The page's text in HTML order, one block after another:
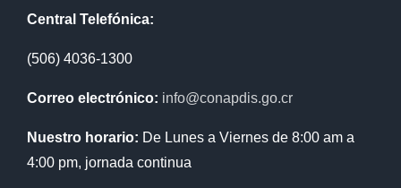
Central Telefónica:
(506) 4036-1300
Correo electrónico: info@conapdis.go.cr
Nuestro horario: De Lunes a Viernes de 8:00 am a
4:00 pm, jornada continua